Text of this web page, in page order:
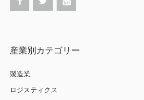
産業別カテゴリー
製造業
ロジスティクス